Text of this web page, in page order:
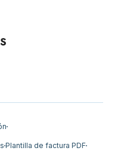
Plantilla de factura PDF